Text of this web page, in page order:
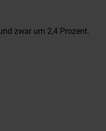
zwar um 2,4 Prozent.